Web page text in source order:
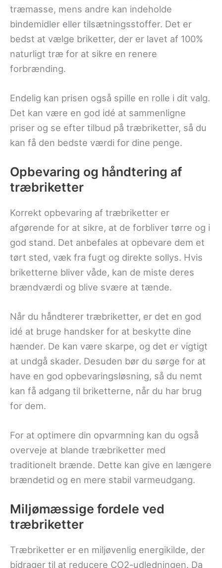
træmasse, mens andre kan indeholde
bindemidler eller tilsætningsstoffer. Det er
bedst at vælge briketter, der er lavet af 100%
naturligt træ for at sikre en renere
forbrænding.
Endelig kan prisen også spille en rolle i dit valg.
Det kan være en god idé at sammenligne
priser og se efter tilbud på træbriketter, så du
kan få den bedste værdi for dine penge.
Opbevaring og håndtering af
træbriketter
Korrekt opbevaring af træbriketter er
afgørende for at sikre, at de forbliver tørre og i
god stand. Det anbefales at opbevare dem et
tørt sted, væk fra fugt og direkte sollys. Hvis
briketterne bliver våde, kan de miste deres
brændværdi og blive svære at tænde.
Når du håndterer træbriketter, er det en god
idé at bruge handsker for at beskytte dine
hænder. De kan være skarpe, og det er vigtigt
at undgå skader. Desuden bør du sørge for at
have en god opbevaringsløsning, så du nemt
kan få adgang til briketterne, når du har brug
for dem.
For at optimere din opvarmning kan du også
overveje at blande træbriketter med
traditionelt brænde. Dette kan give en længere
brændetid og en mere stabil varmeudgang.
Miljømæssige fordele ved
træbriketter
Træbriketter er en miljøvenlig energikilde, der
bidrager til at reducere CO2-udledningen. Da